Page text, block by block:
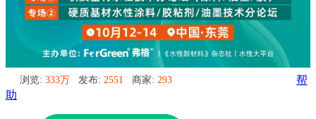
浏览: 333万 发布: 2551 商家: 293
帮
助